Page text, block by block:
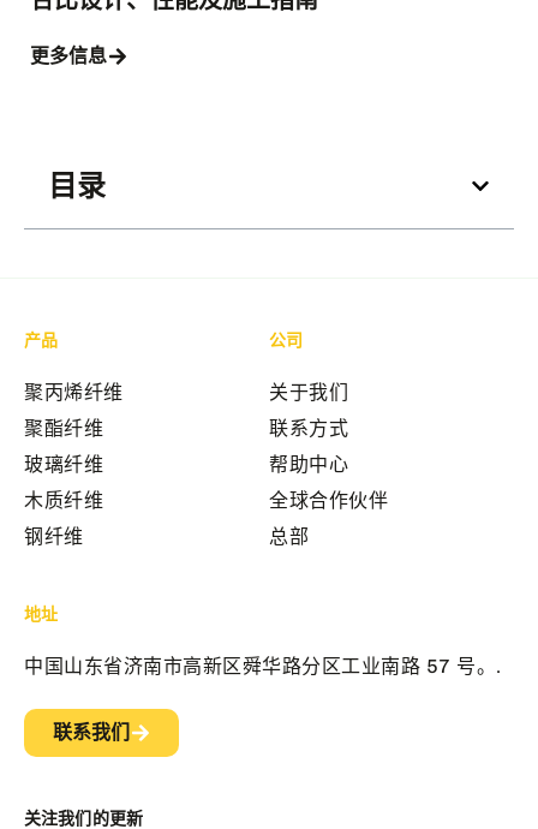
更多信息
目录
产品
聚丙烯纤维
聚酯纤维
玻璃纤维
木质纤维
钢纤维
公司
关于我们
联系方式
帮助中心
全球合作伙伴
总部
地址
中国山东省济南市高新区舜华路分区工业南路 57 号。.
联系我们
关注我们的更新